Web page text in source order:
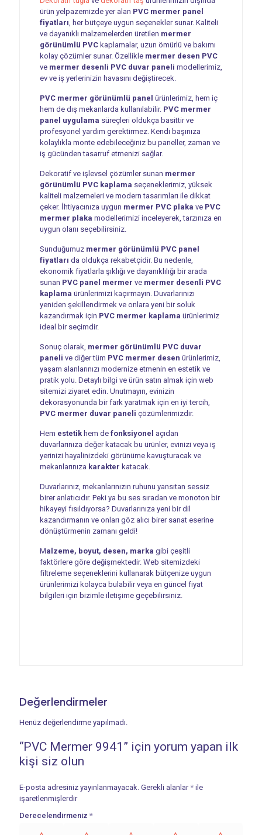
ürün yelpazemizde yer alan PVC mermer panel
fiyatları , her bütçeye uygun seçenekler sunar. Kaliteli
ve dayanıklı malzemelerden üretilen mermer
görünümlü PVCkaplamalar, uzun ömürlü ve bakımı
kolay çözümler sunar. Özellikle mermer desen PVC
ve mermer desenli PVC duvar paneli modellerimiz,
ev ve iş yerlerinizin havasını değiştirecek.
PVC mermer görünümlü panel ürünlerimiz, hem iç
hem de dış mekanlarda kullanılabilir. PVC mermer
panel uygulama süreçleri oldukça basittir ve
profesyonel yardım gerektirmez. Kendi başınıza
kolaylıkla monte edebileceğiniz bu paneller, zaman ve
iş gücünden tasarruf etmenizi sağlar.
Dekoratif ve işlevsel çözümler sunan mermer
görünümlü PVC kaplama seçeneklerimiz, yüksek
kaliteli malzemeleri ve modern tasarımları ile dikkat
çeker. İhtiyacınıza uygun mermer PVC plaka ve PVC
mermer plaka modellerimizi inceleyerek, tarzınıza en
uygun olanı seçebilirsiniz.
Sunduğumuz mermer görünümlü PVC panel
fiyatları da oldukça rekabetçidir. Bu nedenle,
ekonomik fiyatlarla şıklığı ve dayanıklılığı bir arada
sunan PVC panel mermer ve mermer desenli PVC
kaplama ürünlerimizi kaçırmayın. Duvarlarınızı
yeniden şekillendirmek ve onlara yeni bir soluk
kazandırmak için PVC mermer kaplama ürünlerimiz
ideal bir seçimdir.
Sonuç olarak, mermer görünümlü PVC duvar
paneli ve diğer tüm PVC mermer desen ürünlerimiz,
yaşam alanlarınızı modernize etmenin en estetik ve
pratik yolu. Detaylı bilgi ve ürün satın almak için web
sitemizi ziyaret edin. Unutmayın, evinizin
dekorasyonunda bir fark yaratmak için en iyi tercih,
PVC mermer duvar paneli çözümlerimizdir.
Hem estetikhem de fonksiyonel açıdan
duvarlarınıza değer katacak bu ürünler, evinizi veya iş
yerinizi hayalinizdeki görünüme kavuşturacak ve
mekanlarınıza karakter katacak.
Duvarlarınız, mekanlarınızın ruhunu yansıtan sessiz
birer anlatıcıdır. Peki ya bu ses sıradan ve monoton bir
hikayeyi fısıldıyorsa? Duvarlarınıza yeni bir dil
kazandırmanın ve onları göz alıcı birer sanat eserine
dönüştürmenin zamanı geldi!
Malzeme, boyut, desen, marka gibi çeşitli
faktörlere göre değişmektedir. Web sitemizdeki
filtreleme seçeneklerini kullanarak bütçenize uygun
ürünlerimizi kolayca bulabilir veya en güncel fiyat
bilgileri için bizimle iletişime geçebilirsiniz.
Değerlendirmeler
Henüz değerlendirme yapılmadı.
“PVC Mermer 9941” için yorum yapan ilk
kişi siz olun
E-posta adresiniz yayınlanmayacak. Gerekli alanlar * ile
işaretlenmişlerdir
Derecelendirmeniz *